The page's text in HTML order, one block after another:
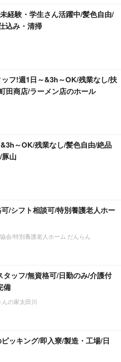
経験・学生さん活躍中/髪色自由/
込み・清掃
フ!週1日～&3h～OK/残業なし/扶
田商店/ラーメン店のホール
～OK/残業なし/髪色自由/絶品
山
/シフト相談可/特別養護老人ホー
会/特別養護老人ホーム だんらん
タッフ/無資格可/日勤のみ/介護付
備
の家太田川
ッキング/即入寮/製造・工場/日